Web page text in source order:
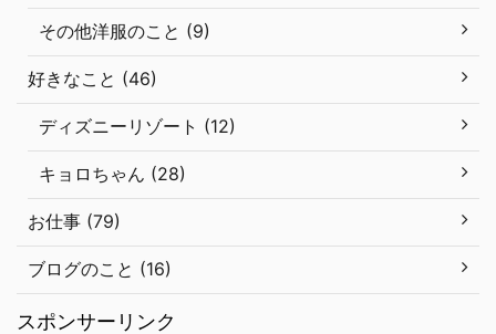
その他洋服のこと (9)
好きなこと (46)
ディズニーリゾート (12)
キョロちゃん (28)
お仕事 (79)
ブログのこと (16)
スポンサーリンク